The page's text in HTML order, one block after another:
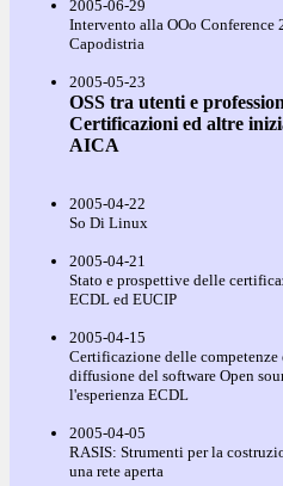
2005-06-29
Intervento alla OOo Conference
Capodistria
2005-05-23
OSS tra utenti e
Certificazioni ed altre
AICA
2005-04-22
So Di Linux
2005-04-21
Stato e prospettive delle
ECDL ed EUCIP
2005-04-15
Certificazione delle competenze
diffusione del software Open
l'esperienza ECDL
2005-04-05
RASIS: Strumenti per la
una rete aperta